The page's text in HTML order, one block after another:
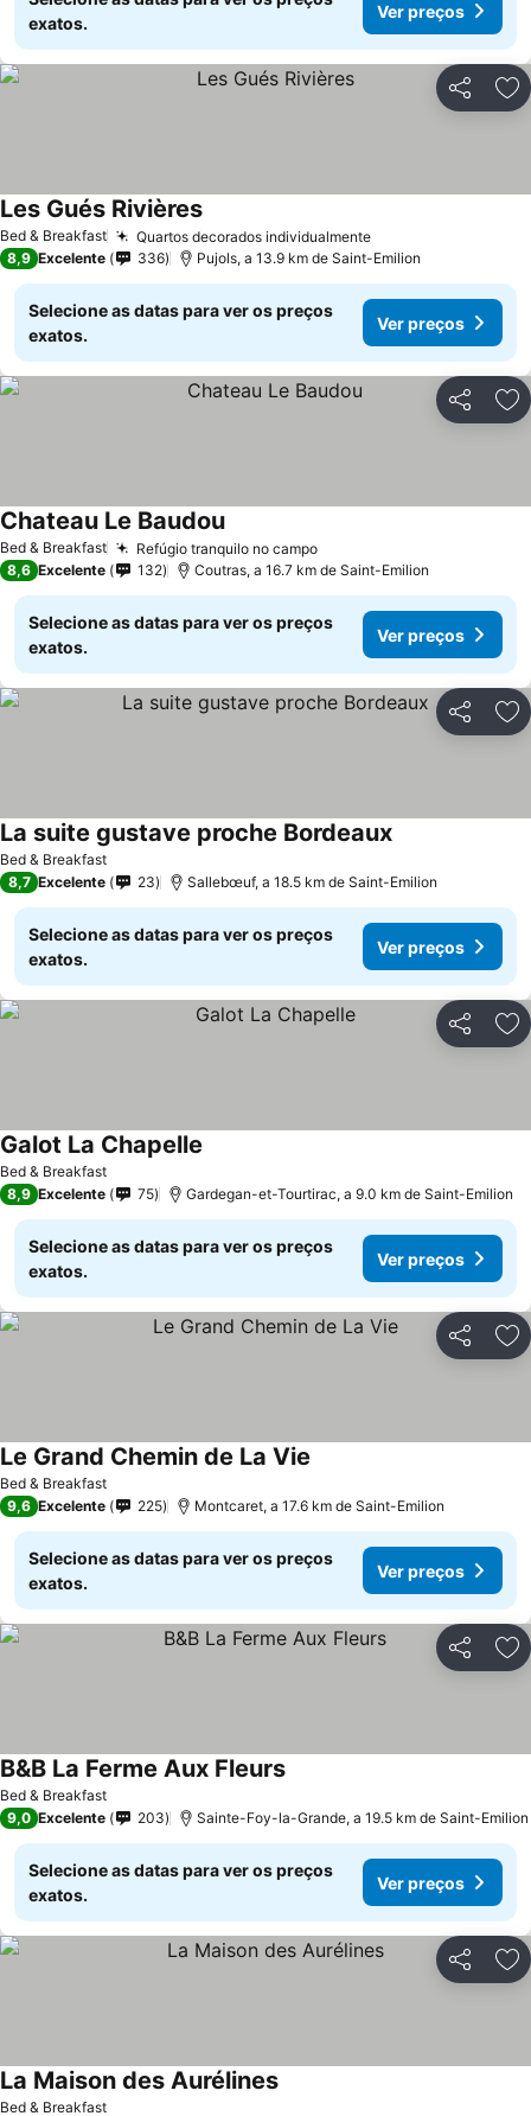
exatos.
Ver preços
Partilhar
Bed & Breakfast Quartos decorados individualmenteVer preços
Les Gués RivièresVer preços
8,9 Excelente 336 Pujols, a 13.9 km de Saint-Emilion
Selecione as datas para ver os preços
exatos.
Ver preços
Partilhar
Bed & Breakfast Refúgio tranquilo no campoVer preços
Chateau Le BaudouVer preços
8,6 Excelente 132 Coutras, a 16.7 km de Saint-Emilion
Selecione as datas para ver os preços
exatos.
Ver preços
Partilhar
Bed & Breakfast
La suite gustave proche BordeauxVer preços
8,7 Excelente 23 Sallebœuf, a 18.5 km de Saint-Emilion
Selecione as datas para ver os preços
exatos.
Ver preços
Partilhar
Bed & Breakfast
Galot La Chapelle
8,9 Excelente 75 Gardegan-et-Tourtirac, a 9.0 km de Saint-Emilion
Selecione as datas para ver os preços
exatos.
Ver preços
Partilhar
Bed & Breakfast
Le Grand Chemin de La Vie
9,6 Excelente 225 Montcaret, a 17.6 km de Saint-Emilion
Selecione as datas para ver os preços
exatos.
Ver preços
Partilhar
Bed & Breakfast
B&B La Ferme Aux FleursVer preços
9,0 Excelente 203 Sainte-Foy-la-Grande, a 19.5 km de Saint-Emilion
Selecione as datas para ver os preços
exatos.
Ver preços
Partilhar
Bed & Breakfast
La Maison des AurélinesVer preços